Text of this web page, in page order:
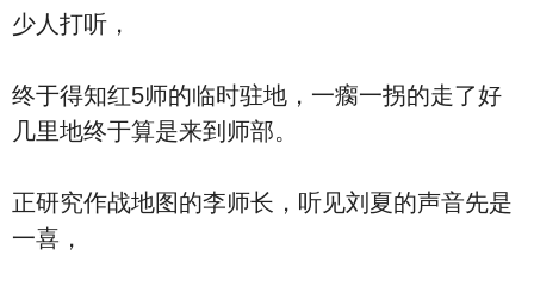
少人打听，
终于得知红5师的临时驻地，一瘸一拐的走了好
几里地终于算是来到师部。
正研究作战地图的李师长，听见刘夏的声音先是
一喜，